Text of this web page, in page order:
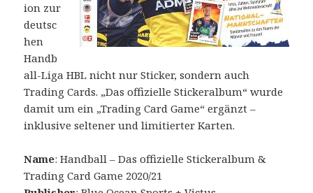
ion zur
deutsc
hen
Handb
all-Liga HBL nicht nur Sticker, sondern auch
Trading Cards. „Das offizielle Stickeralbum“ wurde
damit um ein „Trading Card Game“ ergänzt –
inklusive seltener und limitierter Karten.
Name: Handball – Das offizielle Stickeralbum &
Trading Card Game 2020/21